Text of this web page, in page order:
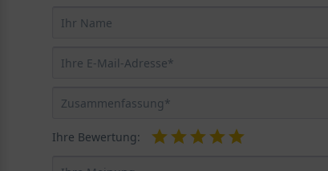
Ihre Bewertung: